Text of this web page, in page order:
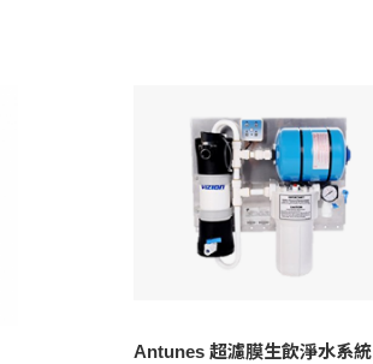
Antunes 超濾膜生飲淨水系統